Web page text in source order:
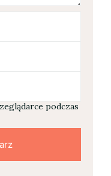
podczas